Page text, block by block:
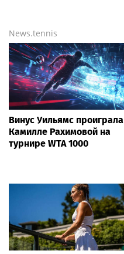
News.tennis
Винус Уильямс проиграла
Камилле Рахимовой на
турнире WTA 1000